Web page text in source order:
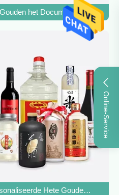
Online-Service
sticker european made for
het Document van het
Stickers Witte Douane In reliëf
Hete Gouden de